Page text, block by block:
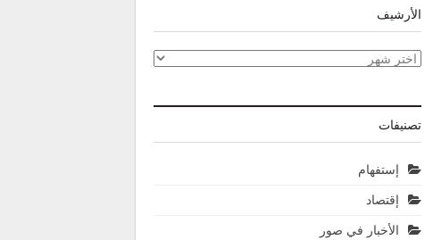
الأرشيف
الأرشيف
تصنيفات
إستفهام
إقتصاد
الأخبار في صور